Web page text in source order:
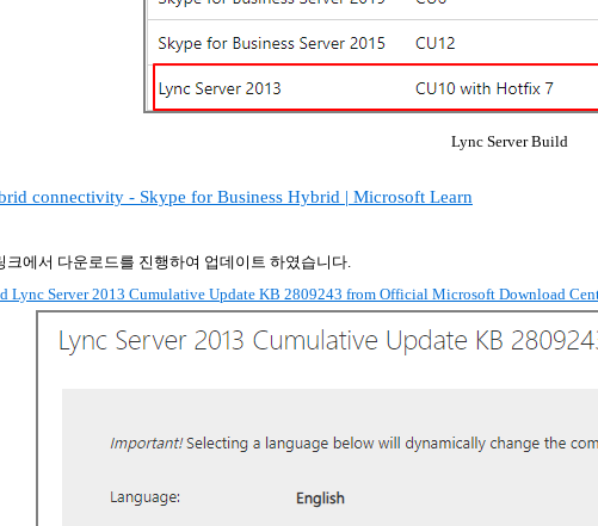
Lync Server Build
connectivity - Skype for Business Hybrid | Microsoft Learn
크에서 다운로드를 진행하여 업데이트 하였습니다.
Lync Server 2013 Cumulative Update KB 2809243 from Official Microsoft Download